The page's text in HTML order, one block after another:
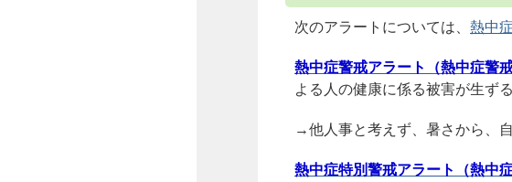
次のアラートについては、 熱中
熱中症警戒アラート（熱中症警戒
よる人の健康に係る被害が生ず
→他人事と考えず、暑さから、
熱中症特別警戒アラート（熱中症